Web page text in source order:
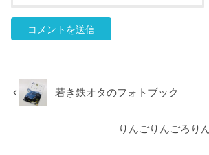
若き鉄オタのフォトブック
りんごりんごろり